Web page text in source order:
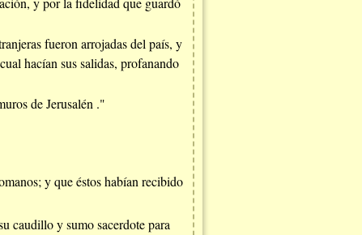
fueron arrojadas del país, y
hacían sus salidas, profanando
de Jerusalén ."
y que éstos habían recibido
caudillo y sumo sacerdote para